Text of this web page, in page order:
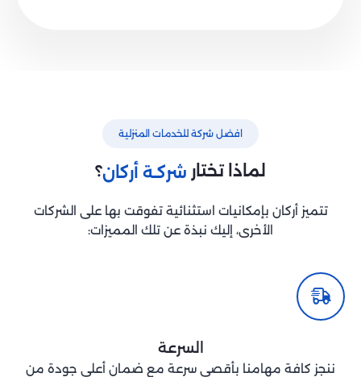
افضل شركة للخدمات المنزلية
لماذا تختار ‏شركـة أركان؟
تتميز أركان بإمكانيات استثنائية تفوقت بها على الشركات
الأخرى، إليك نبذة عن تلك المميزات:
السرعة
ننجز كافة مهامنا بأقصى سرعة مع ضمان أعلى جودة من